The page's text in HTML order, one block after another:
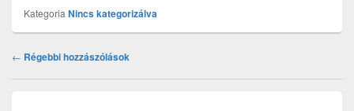
Kategoria Nincs kategorizálva
Hozzászólás
← Régebbi hozzászólások